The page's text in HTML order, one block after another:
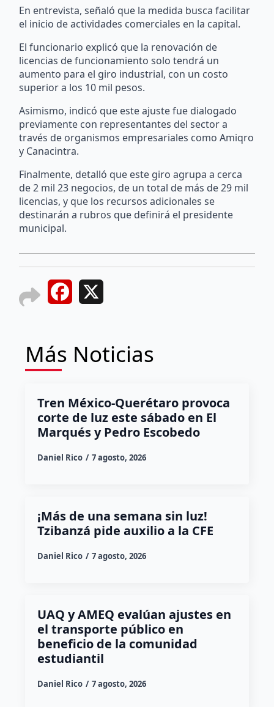
En entrevista, señaló que la medida busca facilitar
el inicio de actividades comerciales en la capital.
El funcionario explicó que la renovación de
licencias de funcionamiento solo tendrá un
aumento para el giro industrial, con un costo
superior a los 10 mil pesos.
Asimismo, indicó que este ajuste fue dialogado
previamente con representantes del sector a
través de organismos empresariales como Amiqro
y Canacintra.
Finalmente, detalló que este giro agrupa a cerca
de 2 mil 23 negocios, de un total de más de 29 mil
licencias, y que los recursos adicionales se
destinarán a rubros que definirá el presidente
municipal.
Facebook
Más Noticias
Tren México-Querétaro provoca
corte de luz este sábado en El
Marqués y Pedro Escobedo
Daniel Rico 7 agosto, 2026
¡Más de una semana sin luz!
Tzibanzá pide auxilio a la CFE
Daniel Rico 7 agosto, 2026
UAQ y AMEQ evalúan ajustes en
el transporte público en
beneficio de la comunidad
estudiantil
Daniel Rico 7 agosto, 2026